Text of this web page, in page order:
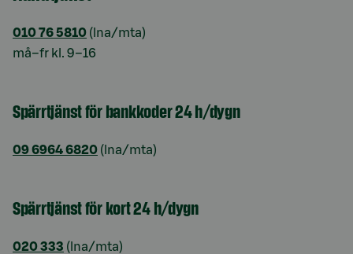
010 76 5810 (lna/mta)
må–fr kl. 9–16
Spärrtjänst för bankkoder 24 h/dygn
09 6964 6820 (lna/mta)
Spärrtjänst för kort 24 h/dygn
020 333 (lna/mta)